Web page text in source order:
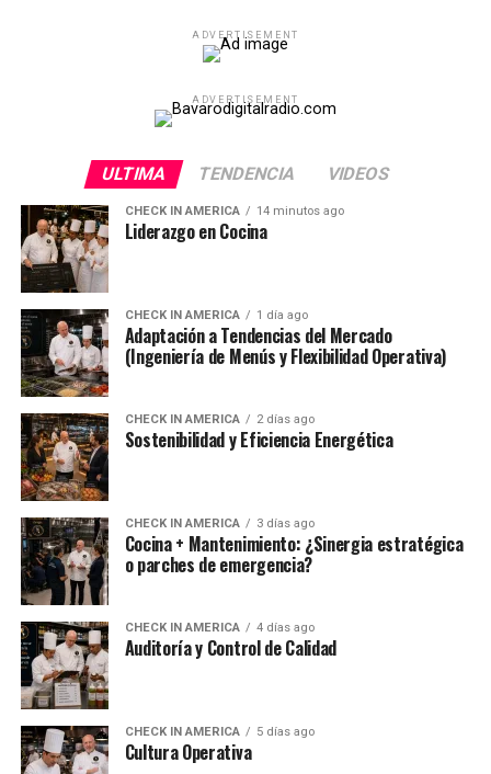
ADVERTISEMENT
ADVERTISEMENT
ULTIMA TENDENCIA VIDEOS
CHECK IN AMERICA 14 minutos ago
Liderazgo en Cocina
CHECK IN AMERICA 1 día ago
Adaptación a Tendencias del Mercado
(Ingeniería de Menús y Flexibilidad Operativa)
CHECK IN AMERICA 2 días ago
Sostenibilidad y Eficiencia Energética
CHECK IN AMERICA 3 días ago
Cocina + Mantenimiento: ¿Sinergia estratégica
o parches de emergencia?
CHECK IN AMERICA 4 días ago
Auditoría y Control de Calidad
CHECK IN AMERICA 5 días ago
Cultura Operativa